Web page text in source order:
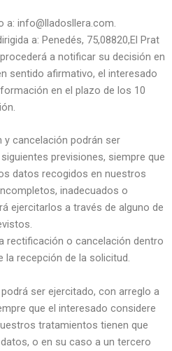
a: info@lladosllera.com.
a: Penedés, 75,08820,El Prat
procederá a notificar su decisión en
sentido afirmativo, el interesado
en el plazo de los 10
y cancelación podrán ser
previsiones, siempre que
datos recogidos en nuestros
inadecuados o
ejercitarlos a través de alguno de
rectificación o cancelación dentro
la recepción de la solicitud.
ser ejercitado, con arreglo a
que el interesado considere
tratamientos tienen que
o en su caso a un tercero